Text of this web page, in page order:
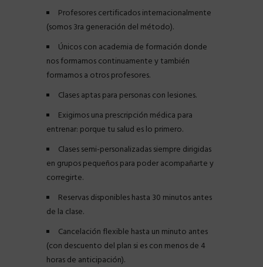
Profesores certificados internacionalmente
(somos 3ra generación del método).
Únicos con academia de formación donde
nos formamos continuamente y también
formamos a otros profesores.
Clases aptas para personas con lesiones.
Exigimos una prescripción médica para
entrenar: porque tu salud es lo primero.
Clases semi-personalizadas siempre dirigidas
en grupos pequeños para poder acompañarte y
corregirte.
Reservas disponibles hasta 30 minutos antes
de la clase.
Cancelación flexible hasta un minuto antes
(con descuento del plan si es con menos de 4
horas de anticipación).